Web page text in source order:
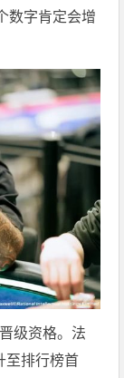
数字肯定会增
级资格。法
至排行榜首